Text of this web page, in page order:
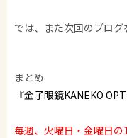
では、また次回のブログ
まとめ
『金子眼鏡KANEKO
毎週、火曜日・金曜日